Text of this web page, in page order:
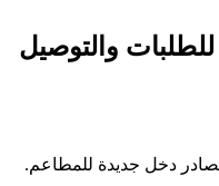
للطلبات والتوصيل
دخل جديدة للمطاعم.